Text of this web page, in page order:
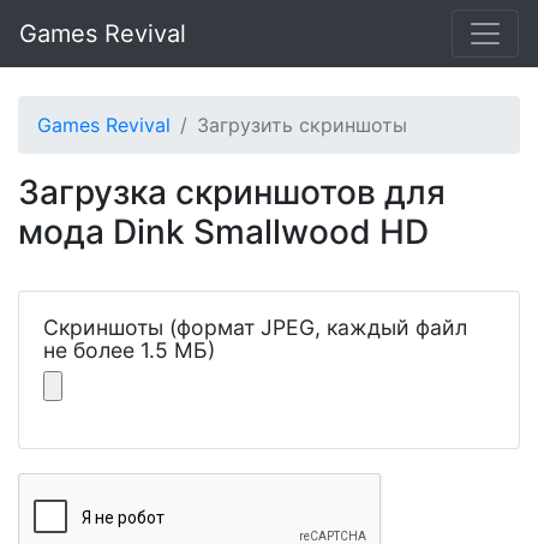
Games Revival
Games Revival Загрузить скриншоты
Загрузка скриншотов для
мода Dink Smallwood HD
Скриншоты (формат JPEG, каждый файл
не более 1.5 МБ)